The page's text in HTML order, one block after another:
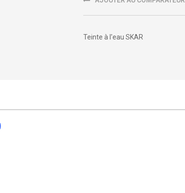
Teinte à l'eau SKAR